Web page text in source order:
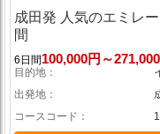
成田発 人気のエミレ
間
6日間100,000円～
目的地
出発地
コースコード